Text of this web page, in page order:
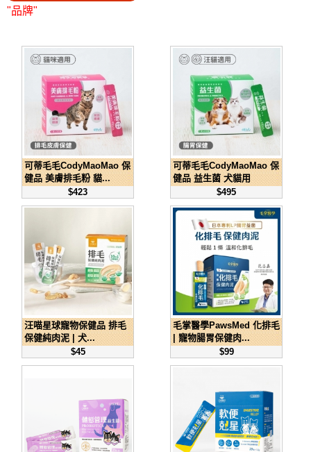
"品牌"
可蒂毛毛CodyMaoMao 保
健品 美膚排毛粉 貓...
$423
可蒂毛毛CodyMaoMao 保
健品 益生菌 犬貓用
$495
汪喵星球寵物保健品 排毛
保健純肉泥 | 犬...
$45
毛掌醫學PawsMed 化排毛
| 寵物腸胃保健肉...
$99